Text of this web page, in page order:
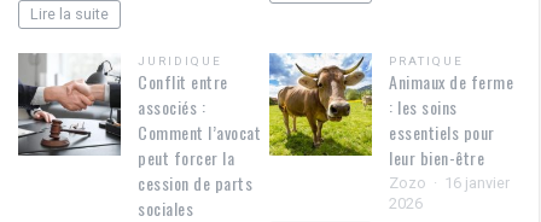
Lire la suite
JURIDIQUE
Conflit entre
associés :
Comment l’avocat
peut forcer la
cession de parts
sociales
PRATIQUE
Animaux de ferme
: les soins
essentiels pour
leur bien-être
Zozo
16 janvier
2026